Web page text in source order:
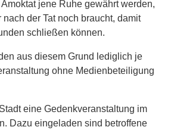
jene Ruhe gewährt werden,
der Tat noch braucht, damit
schließen können.
aus diesem Grund lediglich je
ohne Medienbeteiligung
eine Gedenkveranstaltung im
Dazu eingeladen sind betroffene